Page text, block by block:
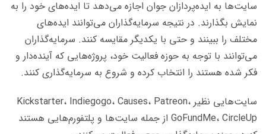
سایت‌ها به ایده‌پردازان جوان اجازه می‌دهد تا ایده‌های خود را به
نمایش بگذارند. در نتیجه سرمایه‌گذاران می‌توانند ایده‌های
مختلف را ببینند و حتی با یکدیگر مقایسه کنند. سرمایه‌گذاران
می‌توانند با توجه به حوزه فعالیت خود، پروژه‌هایی که آینده‌دار و
فکر شده هستند را انتخاب کرده و شروع به سرمایه‌گذاری کنند.
سایت‌هایی نظیر Kickstarter، Indiegogo، Causes، Patreon،
GoFundMe، CircleUp از جمله سایت‌ها و پلتفورم‌هایی هستند